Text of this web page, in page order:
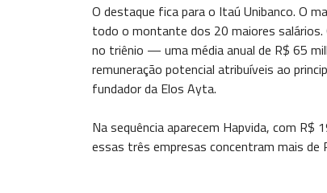
O destaque fica para o Itaú Unibanco. O
todo o montante dos 20 maiores
no triênio — uma média anual de R$ 65
remuneração potencial atribuíveis ao
fundador da Elos Ayta.
Na sequência aparecem Hapvida, com R$
essas três empresas concentram mais